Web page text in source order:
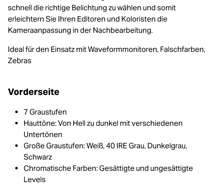
schnell die richtige Belichtung zu wählen und somit
erleichtern Sie Ihren Editoren und Koloristen die
Kameraanpassung in der Nachbearbeitung.
Ideal für den Einsatz mit Waveformmonitoren, Falschfarben,
Zebras
Vorderseite
7 Graustufen
Hauttöne: Von Hell zu dunkel mit verschiedenen
Untertönen
Große Graustufen: Weiß, 40 IRE Grau, Dunkelgrau,
Schwarz
Chromatische Farben: Gesättigte und ungesättigte
Levels